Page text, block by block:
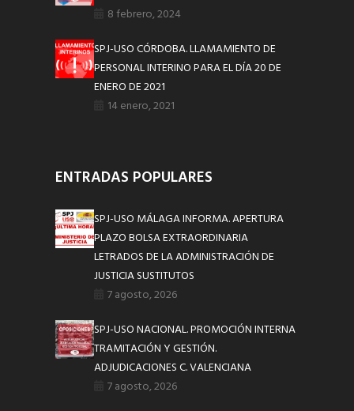
8 febrero, 2024
SPJ-USO CÓRDOBA. LLAMAMIENTO DE
PERSONAL INTERINO PARA EL DÍA 20 DE
ENERO DE 2021
14 enero, 2021
ENTRADAS POPULARES
SPJ-USO MÁLAGA INFORMA. APERTURA
PLAZO BOLSA EXTRAORDINARIA
LETRADOS DE LA ADMINISTRACIÓN DE
JUSTICIA SUSTITUTOS
7 agosto, 2026
SPJ-USO NACIONAL. PROMOCIÓN INTERNA
TRAMITACIÓN Y GESTIÓN.
ADJUDICACIONES C. VALENCIANA
7 agosto, 2026